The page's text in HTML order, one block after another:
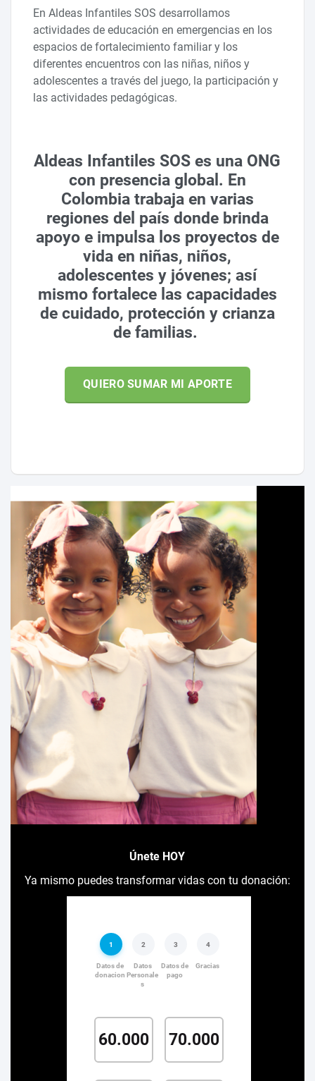
En Aldeas Infantiles SOS desarrollamos
actividades de educación en emergencias en los
espacios de fortalecimiento familiar y los
diferentes encuentros con las niñas, niños y
adolescentes a través del juego, la participación y
las actividades pedagógicas.
Aldeas Infantiles SOS es una ONG
con presencia global. En
Colombia trabaja en varias
regiones del país donde brinda
apoyo e impulsa los proyectos de
vida en niñas, niños,
adolescentes y jóvenes; así
mismo fortalece las capacidades
de cuidado, protección y crianza
de familias.
QUIERO SUMAR MI APORTE
Únete HOY
Ya mismo puedes transformar vidas con tu donación: